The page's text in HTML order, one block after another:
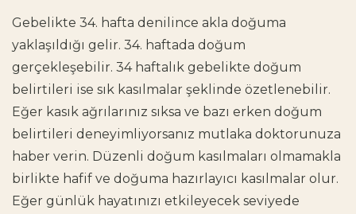
Gebelikte 34. hafta denilince akla doğuma
yaklaşıldığı gelir. 34. haftada doğum
gerçekleşebilir. 34 haftalık gebelikte doğum
belirtileri ise sık kasılmalar şeklinde özetlenebilir.
Eğer kasık ağrılarınız sıksa ve bazı erken doğum
belirtileri deneyimliyorsanız mutlaka doktorunuza
haber verin. Düzenli doğum kasılmaları olmamakla
birlikte hafif ve doğuma hazırlayıcı kasılmalar olur.
Eğer günlük hayatınızı etkileyecek seviyede